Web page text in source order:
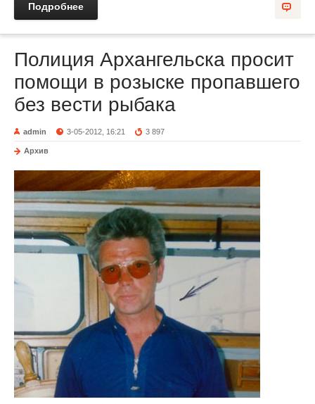
Подробнее
Полиция Архангельска просит
помощи в розыске пропавшего
без вести рыбака
admin 3-05-2012, 16:21 3 897
Архив